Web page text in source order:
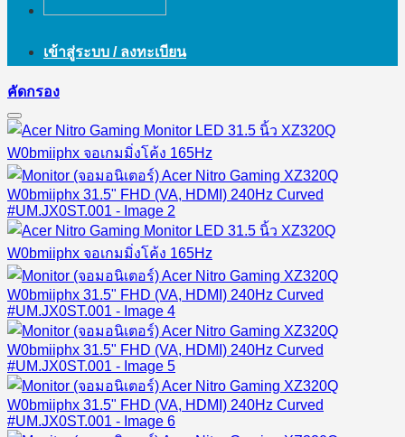
เข้าสู่ระบบ / ลงทะเบียน
คัดกรอง